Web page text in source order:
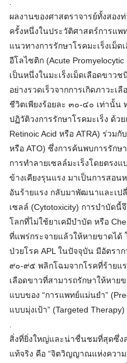
ผลงานของศาสตราจารย์ทั้งสอ
ครั้งหนึ่งในประวัติศาสตร์การแ
แนวทางการรักษาโรคมะเร็งเม็
อีโลไซติก (Acute
เป็นหนึ่งในมะเร็งเม็ดเลือดขาว
อย่างรวดเร็วจากการเกิดภาวะเ
ชีวิตเพียงร้อยละ ๓๐-๔๐ เท่านั้น
ปฏิวัติวงการรักษาโรคมะเร็ง ด้ว
Retinoic Acid หรือ ATRA) ร่วม
หรือ ATO) ซึ่งการค้นพบการรัก
การทำลายเซลล์มะเร็งโดยตรง
ข้างเคียงรุนแรง มาเป็นการสอน
อันร้ายแรง กลับมาพัฒนาและเป
เซลล์ (Cytotoxicity) การบำบัดนี้
โลกที่ไม่ใช้ยาเคมีบำบัด หรือ
ที่แพร่กระจายแล้วให้หายขาดได้
ป่วยโรค APL ในปัจจุบัน มีอัตรา
๙๐-๙๕ พลิกโฉมจากโรคที่ร้ายแร
เลือดขาวที่สามารถรักษาให้หาย
แบบของ “การแพทย์แม่นยำ”
แบบมุ่งเป้า” (Targeted
สิ่งที่ยิ่งใหญ่และน่าชื่นชมที่สุดซึ่ง
แท้จริง คือ “จิตวิญญาณแห่งความ